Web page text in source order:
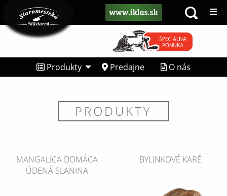
Produkty Predajne O nás
PRODUKTY
MANGALICA DOMÁCA
ÚDENÁ SLANINA
BYLINKOVÉ KARÉ